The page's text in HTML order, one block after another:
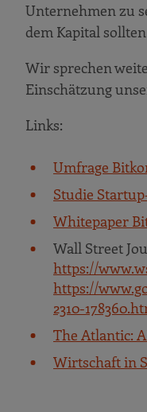
Unternehmen zu
dem Kapital
Wir sprechen
Einschätzung
Links:
Umfrage
Studie
Whitepaper
Wall Street
https://
https://
2310-
The Atlantic:
Wirtschaft in